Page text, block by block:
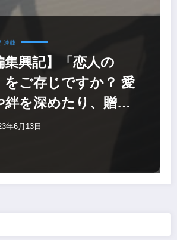
連載
集興記】「恋人の
をご存じですか？ 愛
絆を深めたり、贈り
しあう日でもありま
年6月13日